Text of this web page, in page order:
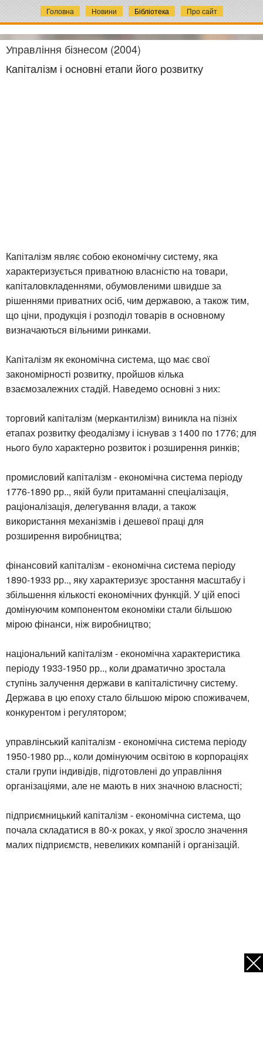
Головна Новини Бібліотека Про сайт
Управління бізнесом (2004)
Капіталізм і основні етапи його розвитку
Капіталізм являє собою економічну систему, яка
характеризується приватною власністю на товари,
капіталовкладеннями, обумовленими швидше за
рішеннями приватних осіб, чим державою, а також тим,
що ціни, продукція і розподіл товарів в основному
визначаються вільними ринками.
Капіталізм як економічна система, що має свої
закономірності розвитку, пройшов кілька
взаємозалежних стадій. Наведемо основні з них:
торговий капіталізм (меркантилізм) виникла на пізніх
етапах розвитку феодалізму і існував з 1400 по 1776; для
нього було характерно розвиток і розширення ринків;
промисловий капіталізм - економічна система періоду
1776-1890 рр.., якій були притаманні спеціалізація,
раціоналізація, делегування влади, а також
використання механізмів і дешевої праці для
розширення виробництва;
фінансовий капіталізм - економічна система періоду
1890-1933 рр.., яку характеризує зростання масштабу і
збільшення кількості економічних функцій. У цій епосі
домінуючим компонентом економіки стали більшою
мірою фінанси, ніж виробництво;
національний капіталізм - економічна характеристика
періоду 1933-1950 рр.., коли драматично зростала
ступінь залучення держави в капіталістичну систему.
Держава в цю епоху стало більшою мірою споживачем,
конкурентом і регулятором;
управлінський капіталізм - економічна система періоду
1950-1980 рр.., коли домінуючим освітою в корпораціях
стали групи індивідів, підготовлені до управління
організаціями, але не мають в них значною власності;
підприємницький капіталізм - економічна система, що
почала складатися в 80-х роках, у якої зросло значення
малих підприємств, невеликих компаній і організацій.